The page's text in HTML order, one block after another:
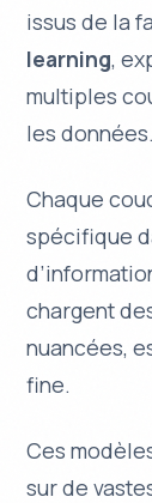
issus de la
learning,
multiples
les données.
Chaque
spécifique
chargent
nuancées,
fine.
Ces
sur de